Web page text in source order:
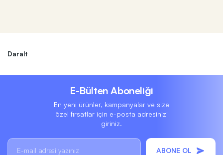
Daralt
E-Bülten Aboneliği
En yeni ürünler, kampanyalar ve size
özel fırsatlar için e-posta adresinizi
giriniz.
ABONE OL